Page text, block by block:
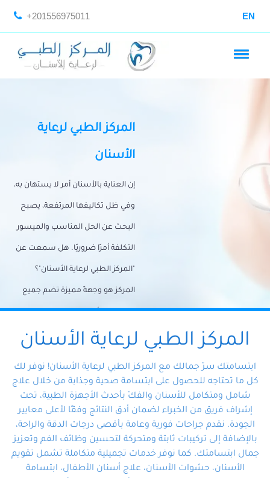
+201556975011 EN
المركز الطبي لرعاية
الأسنان
إن العناية بالأسنان أمر لا يستهان به،
وفي ظل تكاليفها المرتفعة، يصبح
البحث عن الحل المناسب والميسور
التكلفة أمرًا ضروريًا. هل سمعت عن
"المركز الطبي لرعاية الأسنان"؟
المركز هو وجهةً مميزة تضم جميع
احتياجات الأسنان تحت سقف واحد،
وتضمن لك حلاً شاملًا لجميع
المتخصص ذوي الخبرة، ستجد نفسك
في أيد أمينة تلبي احتياجاتك بكل
احترافية ودقة.
المركز الطبي لرعاية الأسنان
ابتسامتك سرّ جمالك مع المركز الطبي لرعاية الأسنان! نوفر لك
كل ما تحتاجه للحصول على ابتسامة صحية وجذابة من خلال علاج
شامل ومتكامل للأسنان والفكّ بأحدث الأجهزة الطبية، تحت
إشراف فريق من الخبراء لضمان أدق النتائج وفقًا لأعلى معايير
الجودة. نقدم جراحات فورية وعامة بأقصى درجات الدقة والراحة،
بالإضافة إلى تركيبات ثابتة ومتحركة لتحسين وظائف الفم وتعزيز
جمال ابتسامتك. كما نوفر خدمات تجميلية متكاملة تشمل تقويم
الأسنان، حشوات الأسنان، علاج أسنان الأطفال، ابتسامة